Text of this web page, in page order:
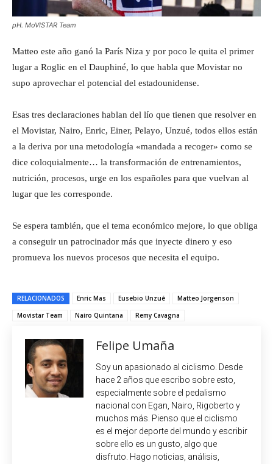
pH. MoVISTAR Team
Matteo este año ganó la París Niza y por poco le quita el primer
lugar a Roglic en el Dauphiné, lo que habla que Movistar no
supo aprovechar el potencial del estadounidense.
Esas tres declaraciones hablan del lío que tienen que resolver en
el Movistar, Nairo, Enric, Einer, Pelayo, Unzué, todos ellos están
a la deriva por una metodología «mandada a recoger» como se
dice coloquialmente… la transformación de entrenamientos,
nutrición, procesos, urge en los españoles para que vuelvan al
lugar que les corresponde.
Se espera también, que el tema económico mejore, lo que obliga
a conseguir un patrocinador más que inyecte dinero y eso
promueva los nuevos procesos que necesita el equipo.
RELACIONADOS Enric Mas Eusebio Unzué
Matteo Jorgenson
Movistar Team
Nairo Quintana Remy Cavagna
Felipe Umaña
Soy un apasionado al ciclismo. Desde
hace 2 años que escribo sobre esto,
especialmente sobre el pedalismo
nacional con Egan, Nairo, Rigoberto y
muchos más. Pienso que el ciclismo
es el mejor deporte del mundo y escribir
sobre ello es un gusto, algo que
disfruto. Hago noticias, análisis,